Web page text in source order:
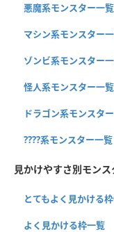
悪魔系モンスター一覧
マシン系モンスター
ゾンビ系モンスター
怪人系モンスター一覧
ドラゴン系モンスタ
????系モンスター一覧
見かけやすさ別モンス
とてもよく見かける
よく見かける枠一覧